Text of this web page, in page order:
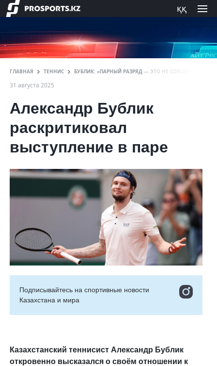
ққ
ГЛАВНАЯ ТЕННИС БУБЛИК: «ПАРНЫЙ РАЗРЯД — ЭТО НЕ СОВСЕМ
31 августа 2025
Александр Бублик
раскритиковал
выступление в паре
Подписывайтесь на cпортивные новости
Казахстана и мира
Казахстанский теннисист Александр Бублик
откровенно высказался о своём отношении к